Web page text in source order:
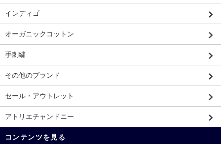
インディゴ
オーガニックコットン
手刺繍
その他のブランド
セール・アウトレット
アトリエチャンドニー
コンテンツを見る